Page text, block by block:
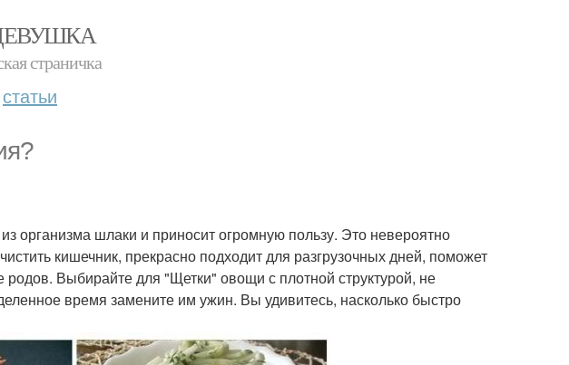
страничка
статьи
организма шлаки и приносит огромную пользу. Это невероятно
кишечник, прекрасно подходит для разгрузочных дней, поможет
Выбирайте для "Щетки" овощи с плотной структурой, не
время замените им ужин. Вы удивитесь, насколько быстро